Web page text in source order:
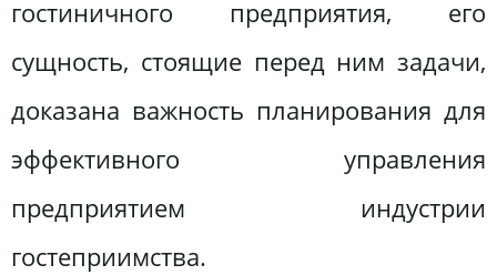
гостиничного предприятия, его
сущность, стоящие перед ним задачи,
доказана важность планирования для
эффективного управления
предприятием индустрии
гостеприимства.